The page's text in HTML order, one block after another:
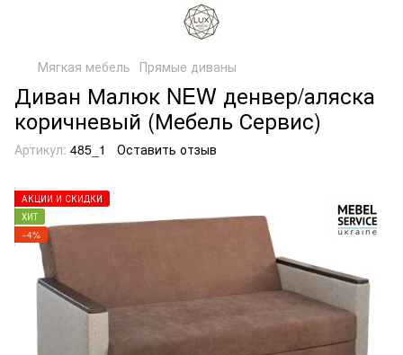
Мягкая мебель Прямые диваны
Диван Малюк NEW денвер/аляска
коричневый (Мебель Сервис)
Артикул: 485_1 Оставить отзыв
АКЦИИ И СКИДКИ
ХИТ
−4%